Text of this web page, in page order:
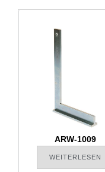
ARW-1009
WEITERLESEN